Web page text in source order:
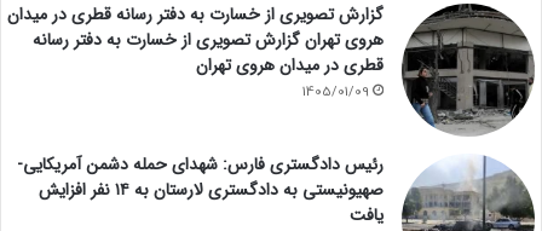
گزارش تصویری از خسارت به دفتر رسانه قطری در میدان
هروی تهران گزارش تصویری از خسارت به دفتر رسانه
قطری در میدان هروی تهران
1405/01/09
رئیس دادگستری فارس: شهدای حمله دشمن آمریکایی-
صهیونیستی به دادگستری لارستان به ۱۴ نفر افزایش
یافت